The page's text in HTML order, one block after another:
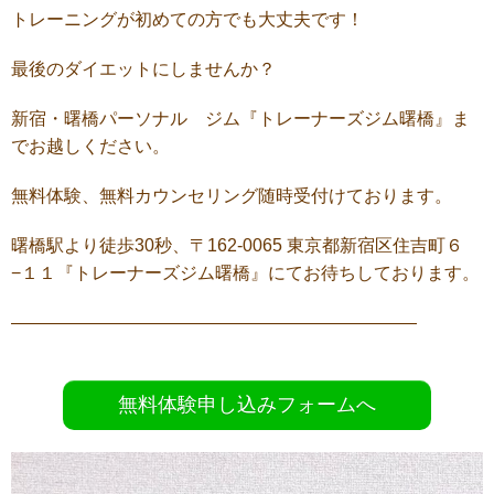
トレーニングが初めての方でも大丈夫です！
最後のダイエットにしませんか？
新宿・曙橋パーソナル ジム『トレーナーズジム曙橋』ま
でお越しください。
無料体験、無料カウンセリング随時受付けております。
曙橋駅より徒歩30秒、〒162-0065 東京都新宿区住吉町６
−１１『トレーナーズジム曙橋』にてお待ちしております。
———————————————————————
無料体験申し込みフォームへ